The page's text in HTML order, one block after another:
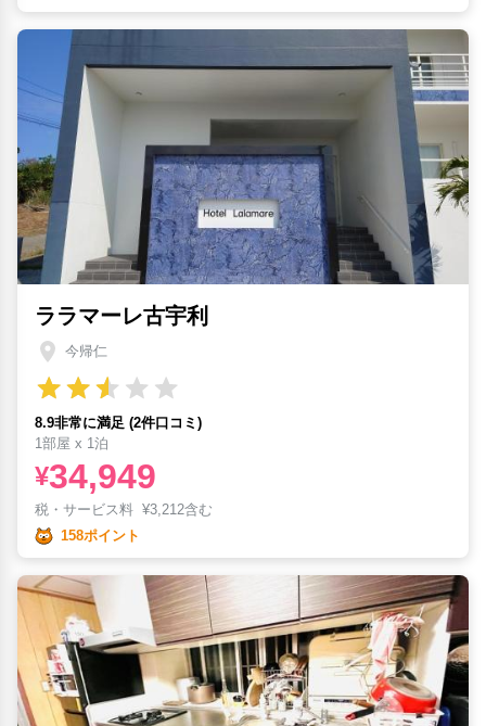
ララマーレ古宇利
今帰仁
8.9非常に満足 (2件口コミ)
1部屋 x 1泊
¥34,949
税・サービス料 ¥3,212含む
158ポイント